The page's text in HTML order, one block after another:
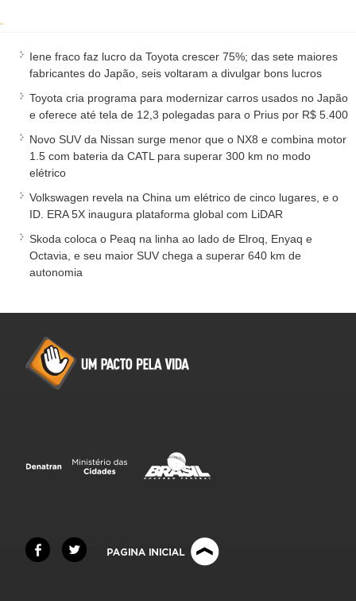
.
Iene fraco faz lucro da Toyota crescer 75%; das sete maiores
fabricantes do Japão, seis voltaram a divulgar bons lucros
Toyota cria programa para modernizar carros usados no Japão
e oferece até tela de 12,3 polegadas para o Prius por R$ 5.400
Novo SUV da Nissan surge menor que o NX8 e combina motor
1.5 com bateria da CATL para superar 300 km no modo
elétrico
Volkswagen revela na China um elétrico de cinco lugares, e o
ID. ERA 5X inaugura plataforma global com LiDAR
Skoda coloca o Peaq na linha ao lado de Elroq, Enyaq e
Octavia, e seu maior SUV chega a superar 640 km de
autonomia